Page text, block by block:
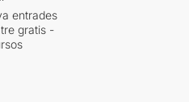
entrades
gratis -